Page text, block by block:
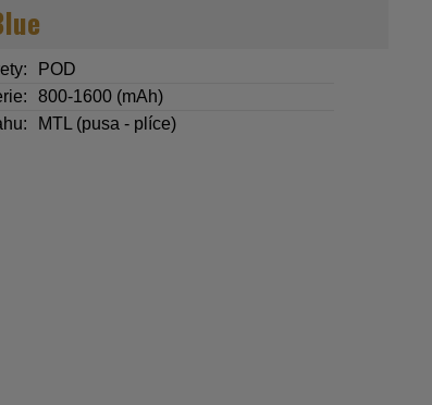
POD
800-1600 (mAh)
MTL (pusa - plíce)